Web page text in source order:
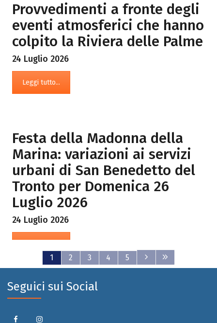
Provvedimenti a fronte degli
eventi atmosferici che hanno
colpito la Riviera delle Palme
24 Luglio 2026
Leggi tutto...
Festa della Madonna della
Marina: variazioni ai servizi
urbani di San Benedetto del
Tronto per Domenica 26
Luglio 2026
24 Luglio 2026
1 2 3 4 5
Seguici sui Social